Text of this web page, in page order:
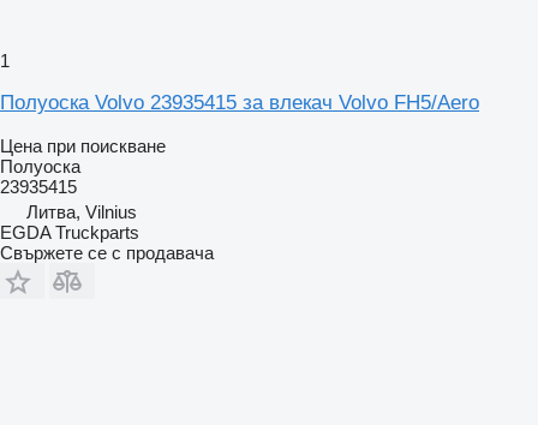
1
Полуоска Volvo 23935415 за влекач Volvo FH5/Aero
Цена при поискване
Полуоска
23935415
Литва, Vilnius
EGDA Truckparts
Свържете се с продавача